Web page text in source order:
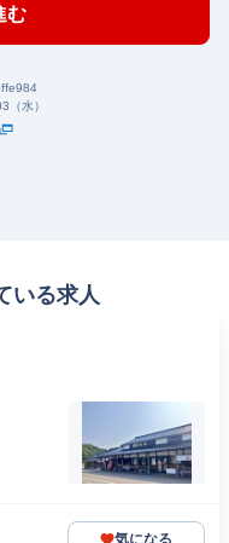
む
（水）
いる求人
気になる